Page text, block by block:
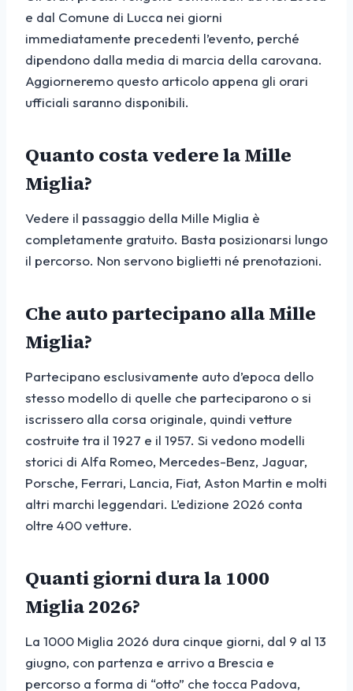
e dal Comune di Lucca nei giorni
immediatamente precedenti l’evento, perché
dipendono dalla media di marcia della carovana.
Aggiorneremo questo articolo appena gli orari
ufficiali saranno disponibili.
Quanto costa vedere la Mille
Miglia?
Vedere il passaggio della Mille Miglia è
completamente gratuito. Basta posizionarsi lungo
il percorso. Non servono biglietti né prenotazioni.
Che auto partecipano alla Mille
Miglia?
Partecipano esclusivamente auto d’epoca dello
stesso modello di quelle che parteciparono o si
iscrissero alla corsa originale, quindi vetture
costruite tra il 1927 e il 1957. Si vedono modelli
storici di Alfa Romeo, Mercedes-Benz, Jaguar,
Porsche, Ferrari, Lancia, Fiat, Aston Martin e molti
altri marchi leggendari. L’edizione 2026 conta
oltre 400 vetture.
Quanti giorni dura la 1000
Miglia 2026?
La 1000 Miglia 2026 dura cinque giorni, dal 9 al 13
giugno, con partenza e arrivo a Brescia e
percorso a forma di “otto” che tocca Padova,